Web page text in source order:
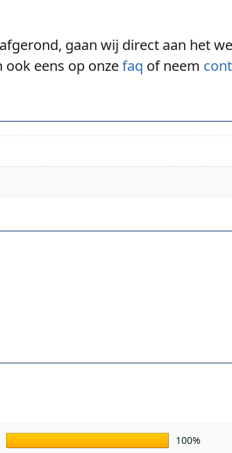
gaan wij direct aan het
ook eens op onzefaq of neem
100%